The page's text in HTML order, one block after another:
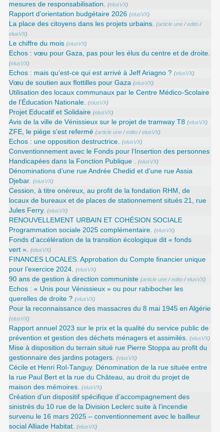
mesures de responsabilisation. (elusVX)
Rapport d’orientation budgétaire 2026 (elusVX)
La place des citoyens dans les projets urbains. (article une /edito /
elusVX)
Le chiffre du mois (elusVX)
Echos : vœu pour Gaza, pas pour les élus du centre et de droite.
(elusVX)
Echos : mais qu’est-ce qui est arrivé à Jeff Ariagno ? (elusVX)
Vœu de soutien aux flottilles pour Gaza (elusVX)
Utilisation des locaux communaux par le Centre Médico-Scolaire
de l’Éducation Nationale. (elusVX)
Projet Educatif et Solidaire (elusVX)
Avis de la ville de Vénissieux sur le projet de tramway T8 (elusVX)
ZFE, le piège s’est refermé (article une /edito /elusVX)
Echos : une opposition destructrice. (elusVX)
Conventionnement avec le Fonds pour l’Insertion des personnes
Handicapées dans la Fonction Publique . (elusVX)
Dénominations d’une rue Andrée Chedid et d’une rue Assia
Djebar. (elusVX)
Cession, à titre onéreux, au profit de la fondation RHM, de
locaux de bureaux et de places de stationnement situés 21, rue
Jules Ferry. (elusVX)
RENOUVELLEMENT URBAIN ET COHÉSION SOCIALE
Programmation sociale 2025 complémentaire. (elusVX)
Fonds d’accélération de la transition écologique dit « fonds
vert ». (elusVX)
FINANCES LOCALES. Approbation du Compte financier unique
pour l’exercice 2024. (elusVX)
90 ans de gestion à direction communiste (article une /edito /elusVX)
Echos : « Unis pour Vénissieux » ou pour rabibocher les
querelles de droite ? (elusVX)
Pour la reconnaissance des massacres du 8 mai 1945 en Algérie
(elusVX)
Rapport annuel 2023 sur le prix et la qualité du service public de
prévention et gestion des déchets ménagers et assimilés. (elusVX)
Mise à disposition du terrain situé rue Pierre Stoppa au profit du
gestionnaire des jardins potagers. (elusVX)
Cécile et Henri Rol-Tanguy. Dénomination de la rue située entre
la rue Paul Bert et la rue du Château, au droit du projet de
maison des mémoires. (elusVX)
Création d’un dispositif spécifique d’accompagnement des
sinistrés du 10 rue de la Division Leclerc suite à l’incendie
survenu le 16 mars 2025 – conventionnement avec le bailleur
social Alliade Habitat. (elusVX)